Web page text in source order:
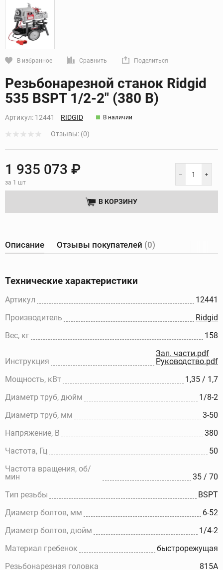
В избранное Сравнить Поделиться
Кликните, чтобы скопировать прямую ссылку
Резьбонарезной станок Ridgid
535 BSPT 1/2-2" (380 В)
Артикул: 12441 RIDGID В наличии
Отзывы: (0)
1 935 073 ₽
за 1 шт
В КОРЗИНУ
Описание Отзывы покупателей (0)
Технические характеристики
Артикул
12441
Производитель
Ridgid
Вес, кг
158
Инструкция
Зап. части.pdf
Руководство.pdf
Мощность, кВт
1,35 / 1,7
Диаметр труб, дюйм
1/8-2
Диаметр труб, мм
3-50
Напряжение, В
380
Частота, Гц
50
Частота вращения, об/
мин
35 / 70
Тип резьбы
BSPT
Диаметр болтов, мм
6-52
Диаметр болтов, дюйм
1/4-2
Материал гребенок
быстрорежущая
Резьбонарезная головка
815A